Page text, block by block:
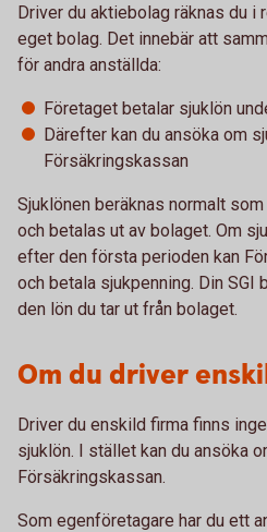
Driver du aktiebolag räknas du
eget bolag. Det innebär att
för andra anställda:
Företaget betalar sjuklön
Därefter kan du ansöka om
Försäkringskassan
Sjuklönen beräknas normalt
och betalas ut av bolaget. Om
efter den första perioden kan
och betala sjukpenning. Din SGI
den lön du tar ut från bolaget.
Om du driver
Driver du enskild firma finns
sjuklön. I stället kan du ansöka
Försäkringskassan.
Som egenföretagare har du ett